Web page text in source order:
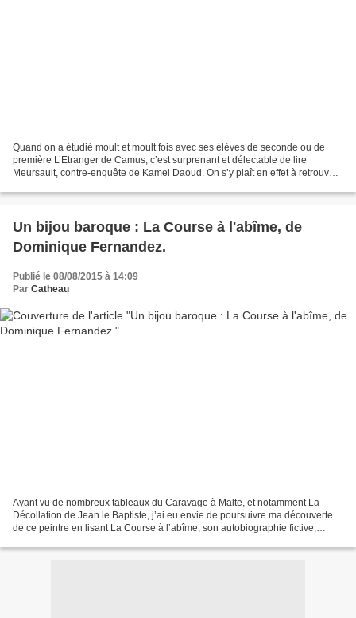
Quand on a étudié moult et moult fois avec ses élèves de seconde ou de
première L’Etranger de Camus, c’est surprenant et délectable de lire
Meursault, contre-enquête de Kamel Daoud. On s’y plaît en effet à retrouver
Un bijou baroque : La Course à l'abîme, de
Dominique Fernandez.
Publié le 08/08/2015 à 14:09
Par Catheau
Ayant vu de nombreux tableaux du Caravage à Malte, et notamment La
Décollation de Jean le Baptiste, j’ai eu envie de poursuivre ma découverte
de ce peintre en lisant La Course à l’abîme, son autobiographie fictive,